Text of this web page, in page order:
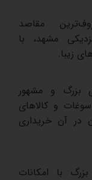
مقاصد
مشهد،
با
زیبا.
بزرگ و مشهور
سوغات و کالاهای
در آن خریداری
بزرگ با
امکانات